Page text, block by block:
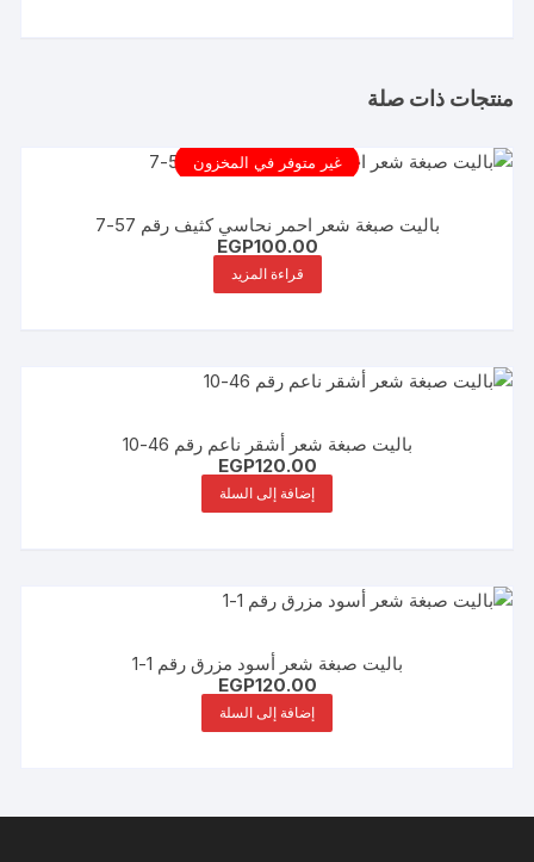
منتجات ذات صلة
غير متوفر في المخزون
باليت صبغة شعر احمر نحاسي كثيف رقم 57-7
EGP100.00
قراءة المزيد
باليت صبغة شعر أشقر ناعم رقم 46-10
EGP120.00
إضافة إلى السلة
باليت صبغة شعر أسود مزرق رقم 1-1
EGP120.00
إضافة إلى السلة